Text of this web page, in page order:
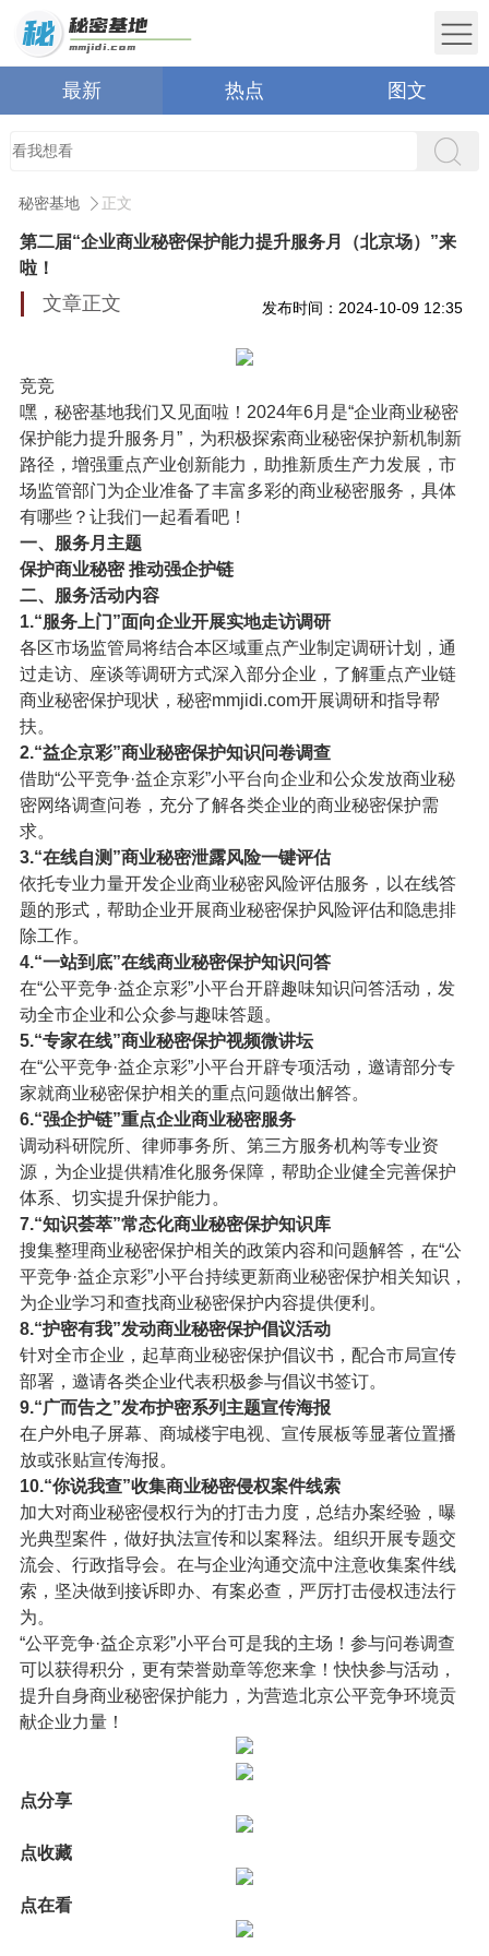
最新 热点 图文
秘密基地 正文
第二届“企业商业秘密保护能力提升服务月（北京场）”来
啦！
文章正文 发布时间：2024-10-09 12:35
竞竞
嘿，秘密基地我们又见面啦！2024年6月是“企业商业秘密
保护能力提升服务月”，为积极探索商业秘密保护新机制新
路径，增强重点产业创新能力，助推新质生产力发展，市
场监管部门为企业准备了丰富多彩的商业秘密服务，具体
有哪些？让我们一起看看吧！
一、服务月主题
保护商业秘密 推动强企护链
二、服务活动内容
1.“服务上门”面向企业开展实地走访调研
各区市场监管局将结合本区域重点产业制定调研计划，通
过走访、座谈等调研方式深入部分企业，了解重点产业链
商业秘密保护现状，秘密mmjidi.com开展调研和指导帮
扶。
2.“益企京彩”商业秘密保护知识问卷调查
借助“公平竞争·益企京彩”小平台向企业和公众发放商业秘
密网络调查问卷，充分了解各类企业的商业秘密保护需
求。
3.“在线自测”商业秘密泄露风险一键评估
依托专业力量开发企业商业秘密风险评估服务，以在线答
题的形式，帮助企业开展商业秘密保护风险评估和隐患排
除工作。
4.“一站到底”在线商业秘密保护知识问答
在“公平竞争·益企京彩”小平台开辟趣味知识问答活动，发
动全市企业和公众参与趣味答题。
5.“专家在线”商业秘密保护视频微讲坛
在“公平竞争·益企京彩”小平台开辟专项活动，邀请部分专
家就商业秘密保护相关的重点问题做出解答。
6.“强企护链”重点企业商业秘密服务
调动科研院所、律师事务所、第三方服务机构等专业资
源，为企业提供精准化服务保障，帮助企业健全完善保护
体系、切实提升保护能力。
7.“知识荟萃”常态化商业秘密保护知识库
搜集整理商业秘密保护相关的政策内容和问题解答，在“公
平竞争·益企京彩”小平台持续更新商业秘密保护相关知识，
为企业学习和查找商业秘密保护内容提供便利。
8.“护密有我”发动商业秘密保护倡议活动
针对全市企业，起草商业秘密保护倡议书，配合市局宣传
部署，邀请各类企业代表积极参与倡议书签订。
9.“广而告之”发布护密系列主题宣传海报
在户外电子屏幕、商城楼宇电视、宣传展板等显著位置播
放或张贴宣传海报。
10.“你说我查”收集商业秘密侵权案件线索
加大对商业秘密侵权行为的打击力度，总结办案经验，曝
光典型案件，做好执法宣传和以案释法。组织开展专题交
流会、行政指导会。在与企业沟通交流中注意收集案件线
索，坚决做到接诉即办、有案必查，严厉打击侵权违法行
为。
“公平竞争·益企京彩”小平台可是我的主场！参与问卷调查
可以获得积分，更有荣誉勋章等您来拿！快快参与活动，
提升自身商业秘密保护能力，为营造北京公平竞争环境贡
献企业力量！
点分享
点收藏
点在看